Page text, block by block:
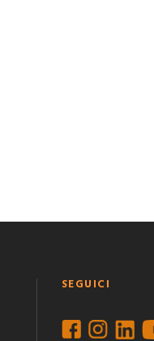
SEGUICI